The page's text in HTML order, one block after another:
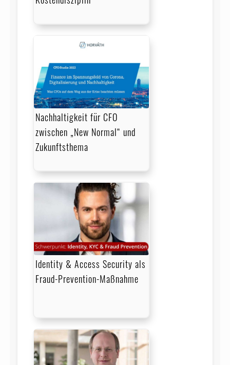
Nachhaltigkeit für CFO
zwischen „New Normal“ und
Zukunftsthema
Identity & Access Security als
Fraud-Prevention-Maßnahme